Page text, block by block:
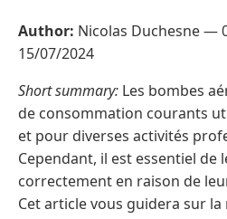
Author: Nicolas Duchesne —
15/07/2024
Short summary: Les bombes
de consommation courants
et pour diverses activités
Cependant, il est essentiel de
correctement en raison de
Cet article vous guidera sur